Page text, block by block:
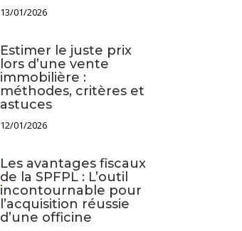
13/01/2026
Estimer le juste prix
lors d’une vente
immobilière :
méthodes, critères et
astuces
12/01/2026
Les avantages fiscaux
de la SPFPL : L’outil
incontournable pour
l’acquisition réussie
d’une officine